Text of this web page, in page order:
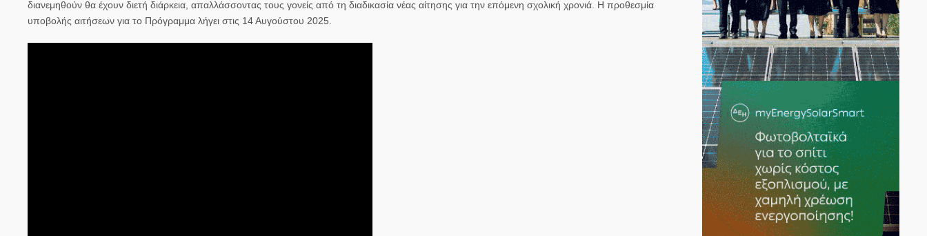
διανεμηθούν θα έχουν διετή διάρκεια, απαλλάσσοντας τους γονείς από τη διαδικασία νέας αίτησης για την επόμενη σχολική χρονιά. Η προθεσμία
υποβολής αιτήσεων για το Πρόγραμμα λήγει στις 14 Αυγούστου 2025.